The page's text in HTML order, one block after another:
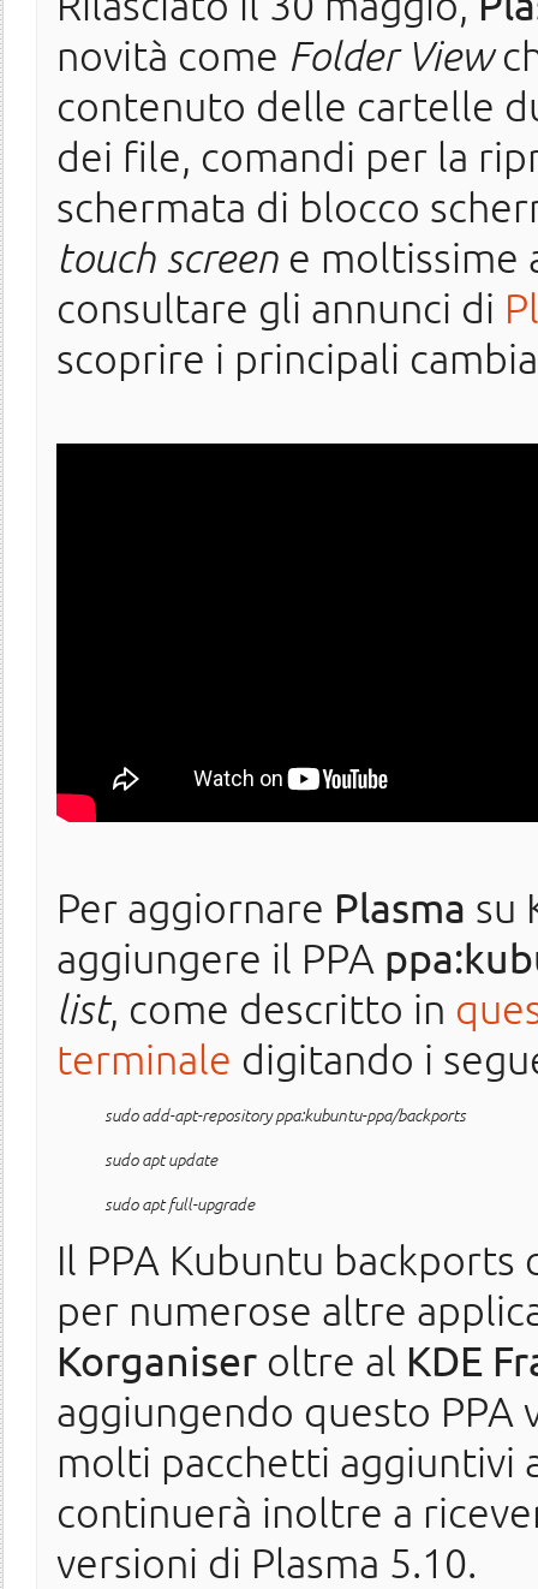
novità come Folder View
contenuto delle cartelle
dei file, comandi per la
schermata di blocco
touch screen e moltissime
consultare gli annunci di
scoprire i principali
Per aggiornare Plasma su
aggiungere il PPA
list, come descritto in
terminale digitando i
sudo add-apt-repository ppa:kubuntu-ppa/backports
sudo apt update
sudo apt full-upgrade
Il PPA Kubuntu
per numerose altre
Korganiser oltre al KDE
aggiungendo questo PPA
molti pacchetti aggiuntivi
continuerà inoltre a
versioni di Plasma 5.10.